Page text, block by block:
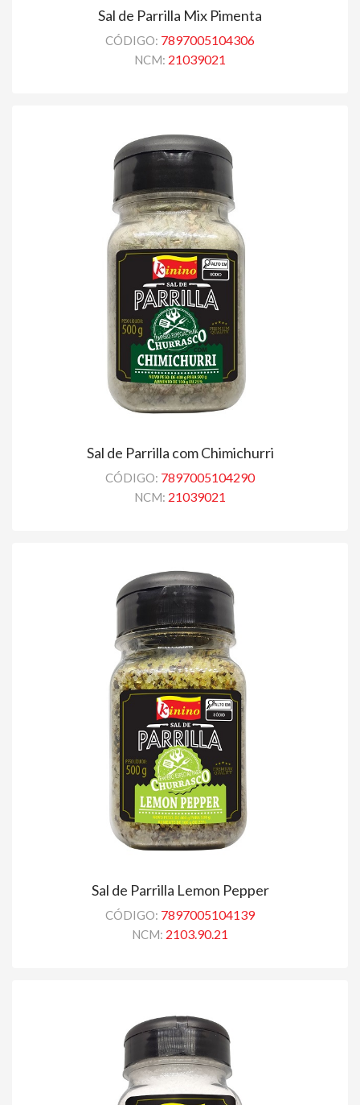
Sal de Parrilla Mix Pimenta
CÓDIGO: 7897005104306
NCM: 21039021
Sal de Parrilla com Chimichurri
CÓDIGO: 7897005104290
NCM: 21039021
Sal de Parrilla Lemon Pepper
CÓDIGO: 7897005104139
NCM: 2103.90.21